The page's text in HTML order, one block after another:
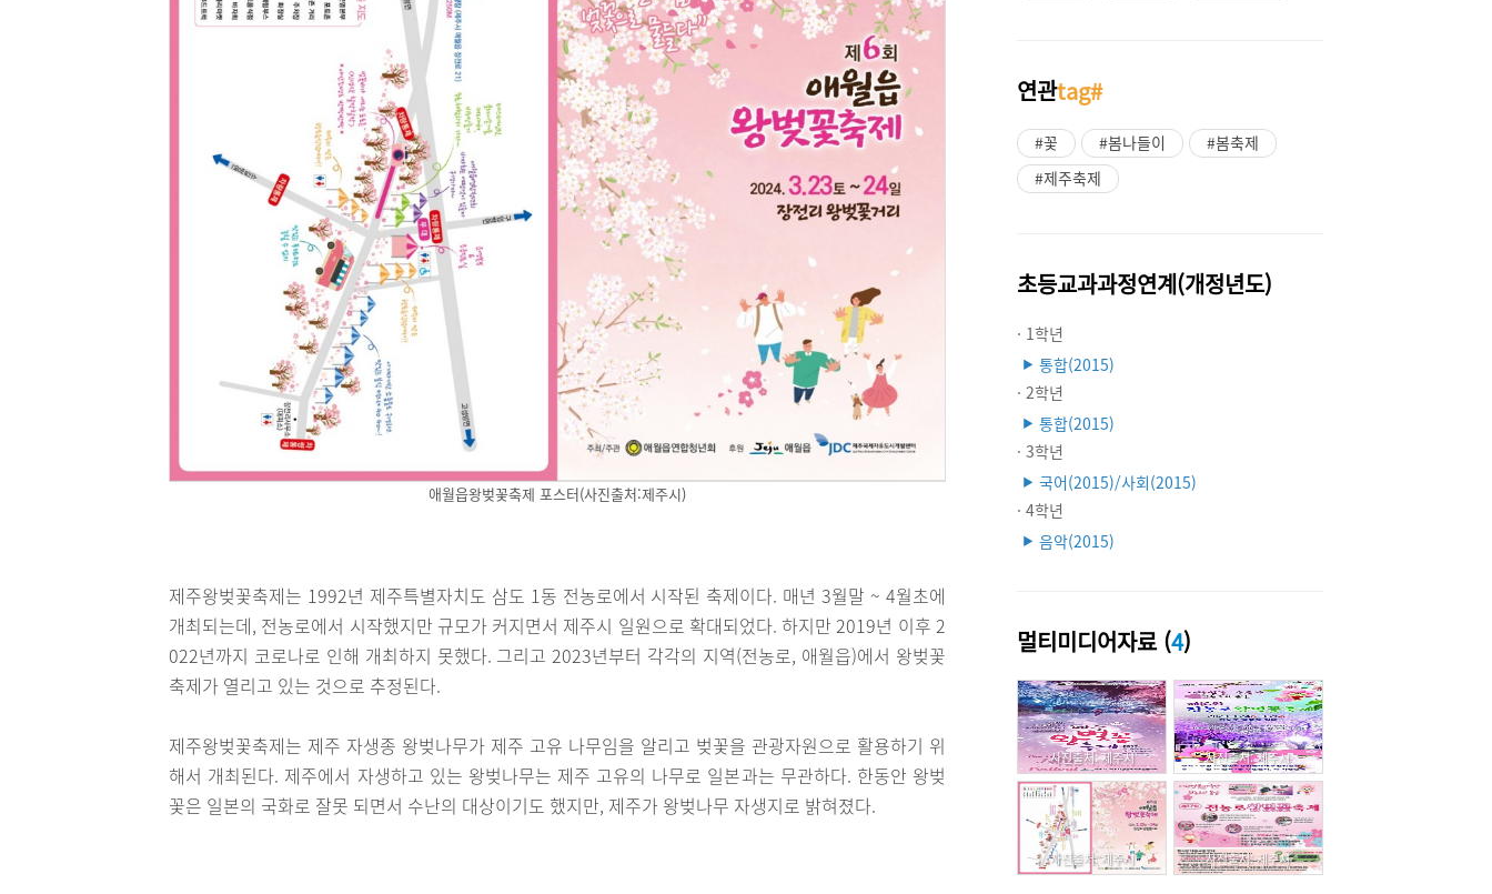
애월읍왕벚꽃축제 포스터(사진출처:제주시)
제주왕벚꽃축제는 1992년 제주특별자치도 삼도 1동 전농로에서 시작된 축제이다. 매년 3월말 ~ 4월초에
개최되는데, 전농로에서 시작했지만 규모가 커지면서 제주시 일원으로 확대되었다. 하지만 2019년 이후 2
022년까지 코로나로 인해 개최하지 못했다. 그리고 2023년부터 각각의 지역(전농로, 애월읍)에서 왕벚꽃
축제가 열리고 있는 것으로 추정된다.
제주왕벚꽃축제는 제주 자생종 왕벚나무가 제주 고유 나무임을 알리고 벚꽃을 관광자원으로 활용하기 위
해서 개최된다. 제주에서 자생하고 있는 왕벚나무는 제주 고유의 나무로 일본과는 무관하다. 한동안 왕벚
꽃은 일본의 국화로 잘못 되면서 수난의 대상이기도 했지만, 제주가 왕벚나무 자생지로 밝혀졌다.
연관tag#
#꽃 #봄나들이
#봄축제
#제주축제
초등교과과정연계(개정년도)
· 1학년
▶ 통합(2015)
· 2학년
▶ 통합(2015)
· 3학년
▶ 국어(2015)/사회(2015)
· 4학년
▶ 음악(2015)
멀티미디어자료 (4)
사진출처: 제주시 사진출처: 제주시
사진출처: 제주시 사진출처: 제주시